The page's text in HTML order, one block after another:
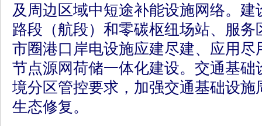
及周边区域中短途补能设施网络。
路段（航段）和零碳枢纽场站、服
市圈港口岸电设施应建尽建、应用尽
节点源网荷储一体化建设。交通基础
境分区管控要求，加强交通基础设施
生态修复。